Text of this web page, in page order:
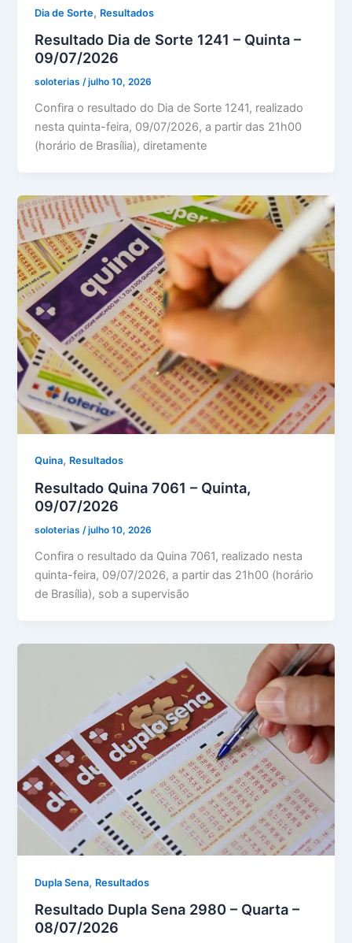
Dia de Sorte, Resultados
Resultado Dia de Sorte 1241 – Quinta –
09/07/2026
soloterias/julho 10, 2026
Confira o resultado do Dia de Sorte 1241, realizado
nesta quinta-feira, 09/07/2026, a partir das 21h00
(horário de Brasília), diretamente
Quina, Resultados
Resultado Quina 7061 – Quinta,
09/07/2026
soloterias/julho 10, 2026
Confira o resultado da Quina 7061, realizado nesta
quinta-feira, 09/07/2026, a partir das 21h00 (horário
de Brasília), sob a supervisão
Dupla Sena, Resultados
Resultado Dupla Sena 2980 – Quarta –
08/07/2026